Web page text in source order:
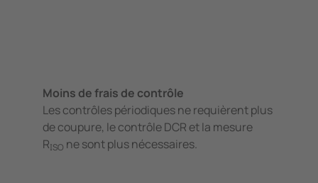
Moins de frais de contrôle
Les contrôles périodiques ne requièrent plus
de coupure, le contrôle DCR et la mesure
RISO ne sont plus nécessaires.